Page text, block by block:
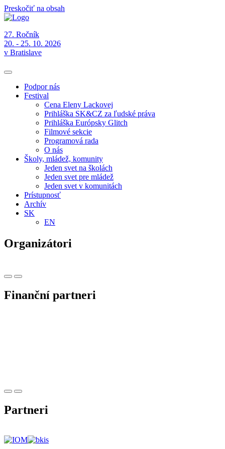
Preskočiť na obsah
27. Ročník
20. - 25. 10. 2026
v Bratislave
Podpor nás
Festival
Cena Eleny Lackovej
Prihláška SK&CZ za ľudské práva
Prihláška Európsky Glitch
Filmové sekcie
Programová rada
O nás
Školy, mládež, komunity
Jeden svet na školách
Jeden svet pre mládež
Jeden svet v komunitách
Prístupnosť
Archív
SK
EN
Organizátori
Finanční partneri
Partneri